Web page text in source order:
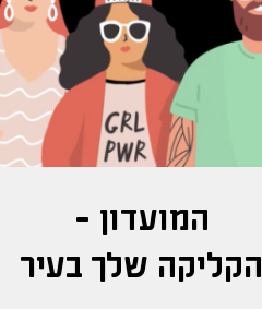
המועדון -
הקליקה שלך בעיר